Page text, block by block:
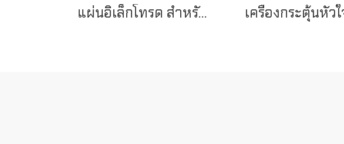
แผ่นอิเล็กโทรด สำหรับเครื่องนวดไฟฟ้า รุ่น HV-LLPAD-C1 ยี่ห้อ Omron